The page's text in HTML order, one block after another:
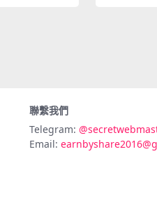
聯繫我們
Telegram:
Email: